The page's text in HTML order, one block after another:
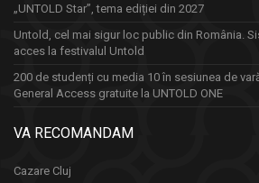
„UNTOLD Star”, tema ediției din 2027
Untold, cel mai sigur loc public din România.
acces la festivalul Untold
200 de studenți cu media 10 în sesiunea de
General Access gratuite la UNTOLD ONE
VA RECOMANDAM
Cazare Cluj